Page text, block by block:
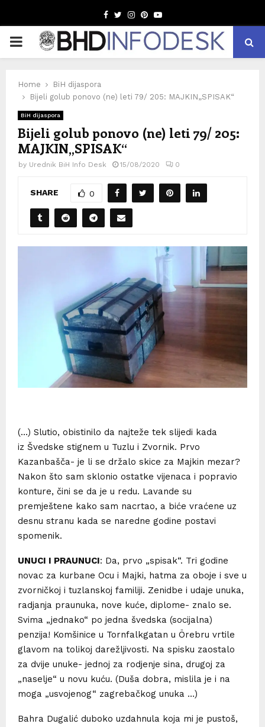
Facebook
TwitterInstagram
Pinterest
Youtube
PRIMARY
Home
BiH dijaspora
Bijeli golub ponovo (ne) leti 79/ 205: MAJKIN„SPISAK“
BiH dijaspora
Bijeli golub ponovo (ne) leti 79/ 205:
MAJKIN„SPISAK“
by Urednik BiH Info Desk 15/08/2020 0
SHARE 0
(…) Slutio, obistinilo da najteže tek slijedi kada
iz Švedske stignem u Tuzlu i Zvornik. Prvo
Kazanbašča- je li se držalo skice za Majkin mezar?
Nakon što sam sklonio ostatke vijenaca i popravio
konture, čini se da je u redu. Lavande su
premještene kako sam nacrtao, a biće vraćene uz
desnu stranu kada se naredne godine postavi
spomenik.
UNUCI I PRAUNUCI: Da, prvo „spisak“. Tri godine
novac za kurbane Ocu i Majki, hatma za oboje i sve u
zvorničkoj i tuzlanskoj familiji. Zenidbe i udaje unuka,
radjanja praunuka, nove kuće, diplome- znalo se.
Svima „jednako“ po jedna švedska (socijalna)
penzija! Komšinice u Tornfalkgatan u Örebru vrtile
glavom na tolikoj darežljivosti. Na spisku zaostalo
za dvije unuke- jednoj za rodjenje sina, drugoj za
„naselje“ u novu kuću. (Duša dobra, mislila je i na
moga „usvojenog“ zagrebačkog unuka …)
Bahra Dugalić duboko uzdahnula koja mi je pustoš,